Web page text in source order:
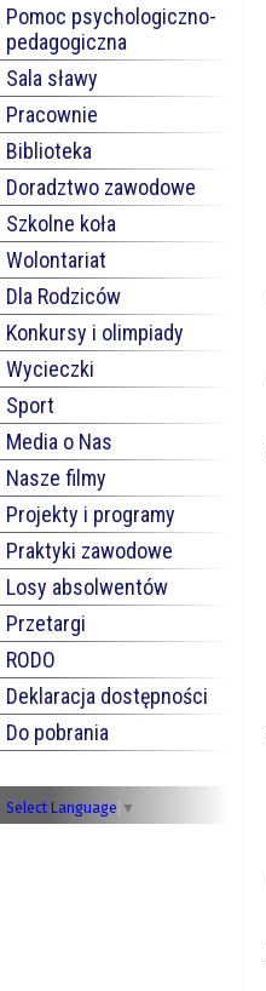
Pomoc psychologiczno-
pedagogiczna
Sala sławy
Pracownie
Biblioteka
Doradztwo zawodowe
Szkolne koła
Wolontariat
Dla Rodziców
Konkursy i olimpiady
Wycieczki
Sport
Media o Nas
Nasze filmy
Projekty i programy
Praktyki zawodowe
Losy absolwentów
Przetargi
RODO
Deklaracja dostępności
Do pobrania
Select Language ▼